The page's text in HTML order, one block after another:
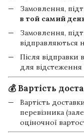
Замовлення,
в той самий
Замовлення,
відправляються
Після відправки
для
💰 Вартість
Вартість
перевізника
оціночної